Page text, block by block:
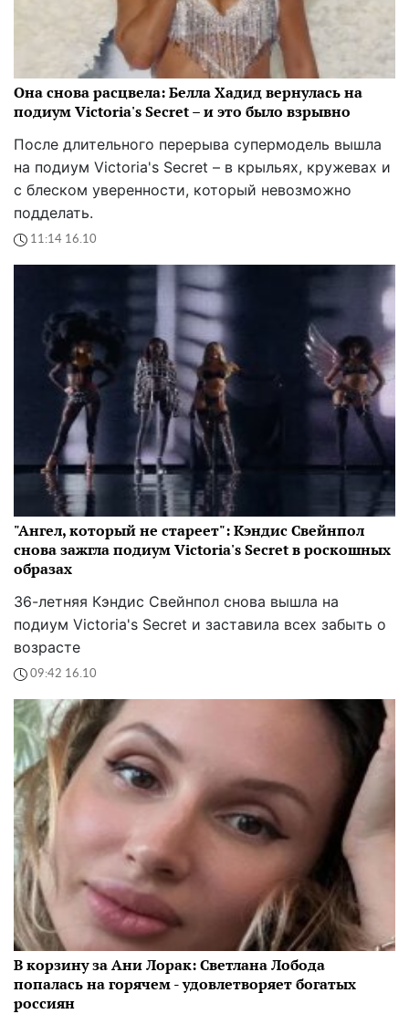
Она снова расцвела: Белла Хадид вернулась на
подиум Victoria's Secret – и это было взрывно
После длительного перерыва супермодель вышла
на подиум Victoria's Secret – в крыльях, кружевах и
с блеском уверенности, который невозможно
подделать.
11:14 16.10
"Ангел, который не стареет": Кэндис Свейнпол
снова зажгла подиум Victoria's Secret в роскошных
образах
36-летняя Кэндис Свейнпол снова вышла на
подиум Victoria's Secret и заставила всех забыть о
возрасте
09:42 16.10
В корзину за Ани Лорак: Светлана Лобода
попалась на горячем - удовлетворяет богатых
россиян